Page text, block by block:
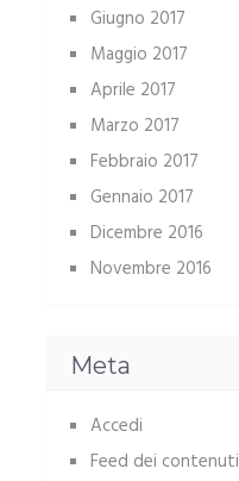
Giugno 2017
Maggio 2017
Aprile 2017
Marzo 2017
Febbraio 2017
Gennaio 2017
Dicembre 2016
Novembre 2016
Meta
Accedi
Feed dei contenuti